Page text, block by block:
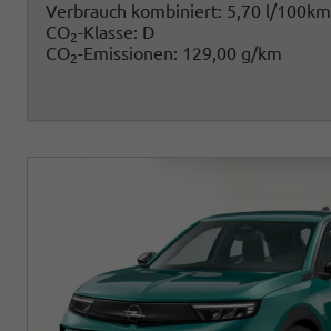
Verbrauch kombiniert: 5,70 l/100km
CO2-Klasse: D
CO2-Emissionen: 129,00 g/km